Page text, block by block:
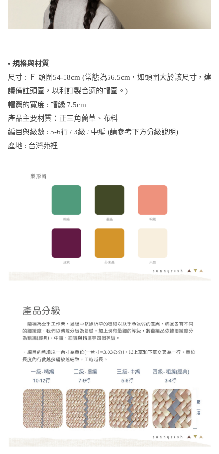
• 規格與材質
尺寸 : Ｆ 頭圍54-58cm (常態為56.5cm，如頭圍大於該尺寸，建
議備註頭圍， 以利訂製合適的帽圍 。)
帽簷的寬度 : 帽緣 7.5cm
產品主要材質：正三角藺草、布料
編目與級數 : 5-6行 / 3級 / 中編 (請參考下方分級說明)
產地 : 台灣苑裡